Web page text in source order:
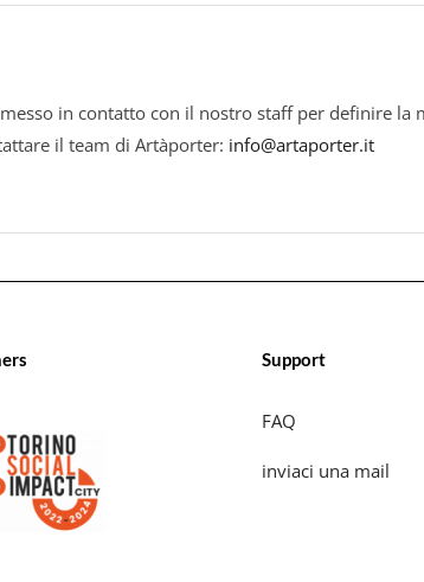
in contatto con il nostro staff per definire la
il team di Artàporter: info@artaporter.it
Support
FAQ
inviaci una mail